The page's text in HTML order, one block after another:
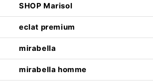
SHOP Marisol
eclat premium
mirabella
mirabella homme